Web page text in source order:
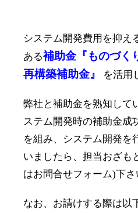
システム開発費用を抑え
ある補助金『ものづく
再構築補助金』
を活用
弊社と補助金を熟知して
ステム開発時の補助金成
を組み、システム開発を
いましたら、担当おざも
はお問合せフォーム)下さ
なお、お請けする際は以